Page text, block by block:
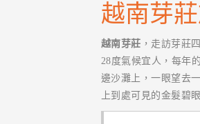
越南芽
越南芽莊 ，走訪芽莊
28度氣候宜人，每年
邊沙灘上，一眼望去
上到處可見的金髮碧